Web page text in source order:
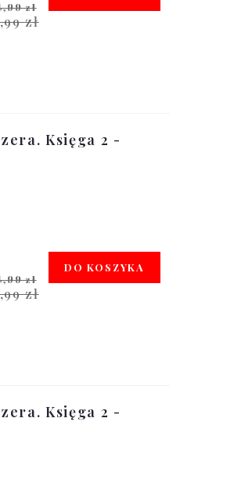
zł
zł
Księga 2 -
zł
zł
DO KOSZYKA
Księga 2 -